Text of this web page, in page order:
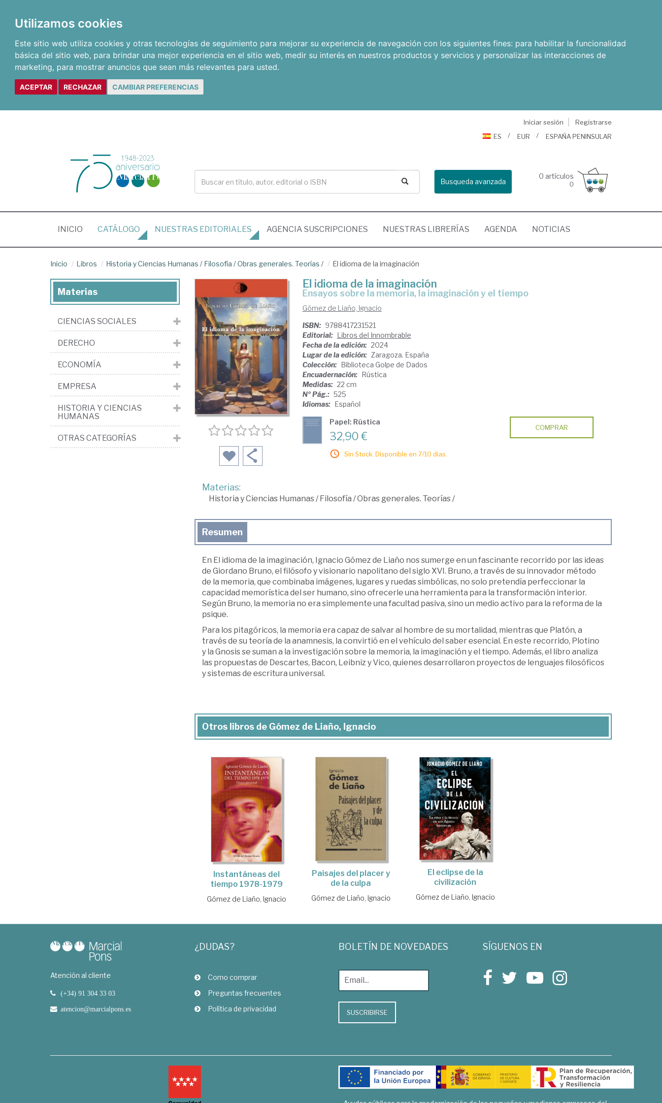
Utilizamos cookies
Este sitio web utiliza cookies y otras tecnologías de seguimiento para mejorar su experiencia de navegación con los siguientes fines: para habilitar la funcionalidad
básica del sitio web, para brindar una mejor experiencia en el sitio web, medir su interés en nuestros productos y servicios y personalizar las interacciones de
marketing, para mostrar anuncios que sean más relevantes para usted.
ACEPTAR RECHAZAR CAMBIAR PREFERENCIAS
Iniciar sesión
Registrarse
ES
EUR ESPAÑA PENINSULAR
Busqueda avanzada
0 artículos
0
INICIO (CURRENT)
CATÁLOGO NUESTRAS EDITORIALES AGENCIA SUSCRIPCIONES NUESTRAS LIBRERÍAS AGENDA NOTICIAS
Inicio Libros Historia y Ciencias Humanas / Filosofía /Obras generales. Teorías / El idioma de la imaginación
El idioma de la imaginación
ensayos sobre la memoria, la imaginación y el tiempo
Gómez de Liaño, Ignacio
ISBN: 9788417231521
Editorial: Libros del Innombrable
Fecha de la edición: 2024
Lugar de la edición: Zaragoza. España
Colección: Biblioteca Golpe de Dados
Encuadernación: Rústica
Medidas: 22 cm
Nº Pág.: 525
Idiomas: Español
Papel: Rústica
32,90 €
Sin Stock. Disponible en 7/10 días.
COMPRAR
Materias:
Historia y Ciencias Humanas/ Filosofía /Obras generales. Teorías/
Resumen
En El idioma de la imaginación, Ignacio Gómez de Liaño nos sumerge en un fascinante recorrido por las ideas
de Giordano Bruno, el filósofo y visionario napolitano del siglo XVI. Bruno, a través de su innovador método
de la memoria, que combinaba imágenes, lugares y ruedas simbólicas, no solo pretendía perfeccionar la
capacidad memorística del ser humano, sino ofrecerle una herramienta para la transformación interior.
Según Bruno, la memoria no era simplemente una facultad pasiva, sino un medio activo para la reforma de la
psique.
Para los pitagóricos, la memoria era capaz de salvar al hombre de su mortalidad, mientras que Platón, a
través de su teoría de la anamnesis, la convirtió en el vehículo del saber esencial. En este recorrido, Plotino
y la Gnosis se suman a la investigación sobre la memoria, la imaginación y el tiempo. Además, el libro analiza
las propuestas de Descartes, Bacon, Leibniz y Vico, quienes desarrollaron proyectos de lenguajes filosóficos
y sistemas de escritura universal.
Otros libros de Gómez de Liaño, Ignacio
Instantáneas del
tiempo 1978-1979
Gómez de Liaño, Ignacio
Paisajes del placer y
de la culpa
Gómez de Liaño, Ignacio
El eclipse de la
civilización
Gómez de Liaño, Ignacio
Materias
CIENCIAS SOCIALES
DERECHO
ECONOMÍA
EMPRESA
HISTORIA Y CIENCIAS
HUMANAS
OTRAS CATEGORÍAS
Atención al cliente
(+34) 91 304 33 03
atencion@marcialpons.es
¿DUDAS?
Como comprar
Preguntas frecuentes
Política de privacidad
BOLETÍN DE NOVEDADES
SUSCRIBIRSE
SÍGUENOS EN